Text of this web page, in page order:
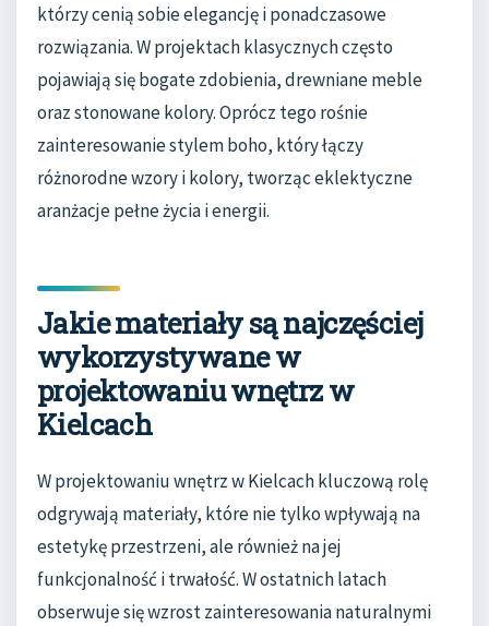
którzy cenią sobie elegancję i ponadczasowe
rozwiązania. W projektach klasycznych często
pojawiają się bogate zdobienia, drewniane meble
oraz stonowane kolory. Oprócz tego rośnie
zainteresowanie stylem boho, który łączy
różnorodne wzory i kolory, tworząc eklektyczne
aranżacje pełne życia i energii.
Jakie materiały są najczęściej
wykorzystywane w
projektowaniu wnętrz w
Kielcach
W projektowaniu wnętrz w Kielcach kluczową rolę
odgrywają materiały, które nie tylko wpływają na
estetykę przestrzeni, ale również na jej
funkcjonalność i trwałość. W ostatnich latach
obserwuje się wzrost zainteresowania naturalnymi